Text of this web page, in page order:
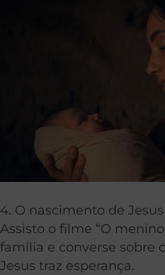
4. O nascimento de
Assisto o filme “O
família e converse sobre
Jesus traz esperança.